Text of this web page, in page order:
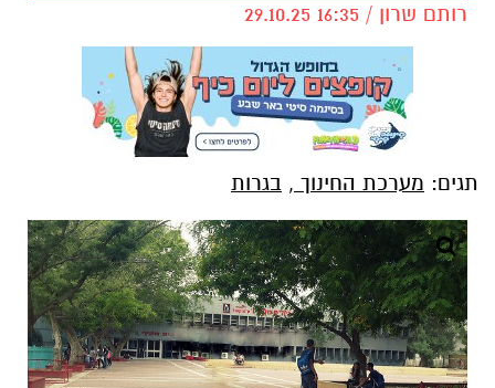
רותם שרון / 16:35 29.10.25
תגים: מערכת החינוך , בגרות